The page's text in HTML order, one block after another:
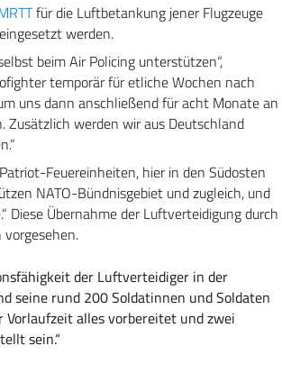
für die Luftbetankung jener Flugzeuge
werden.
beim Air Policing unterstützen“,
temporär für etliche Wochen nach
uns dann anschließend für acht Monate an
Zusätzlich werden wir aus Deutschland
Feuereinheiten, hier in den Südosten
NATO-Bündnisgebiet und zugleich, und
Diese Übernahme der Luftverteidigung durch
der Luftverteidiger in der
seine rund 200 Soldatinnen und Soldaten
Vorlaufzeit alles vorbereitet und zwei
sein.“